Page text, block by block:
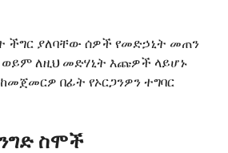
ችግር ያለባቸው ሰዎች የመድኃኒት መጠን
ለዚህ መድሃኒት እጩዎች ላይሆኑ
በፊት የኦርጋንዎን ተግባር
ስሞች